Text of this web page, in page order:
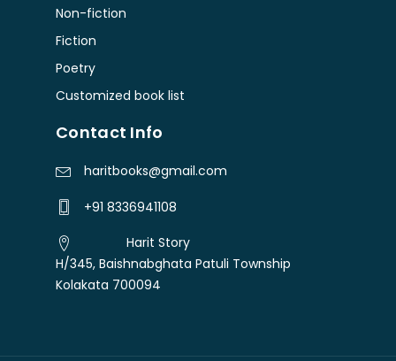
Non-fiction
Fiction
Poetry
Customized book list
Contact Info
haritbooks@gmail.com
+91 8336941108
Harit Story
H/345, Baishnabghata Patuli Township
Kolakata 700094